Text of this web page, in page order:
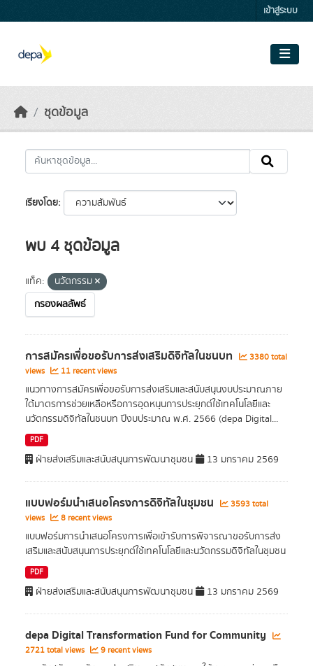
เข้าสู่ระบบ
ชุดข้อมูล
เรียงโดย
พบ 4 ชุดข้อมูล
แท็ค:
นวัตกรรม
กรองผลลัพธ์
การสมัครเพื่อขอรับการส่งเสริมดิจิทัลในชนบท
3380 total
views
11 recent views
แนวทางการสมัครเพื่อขอรับการส่งเสริมและสนับสนุนงบประมาณภาย
ใต้มาตรการช่วยเหลือหรือการอุดหนุนการประยุกต์ใช้เทคโนโลยีและ
นวัตกรรมดิจิทัลในชนบท ปีงบประมาณ พ.ศ. 2566 (depa Digital...
PDF
ฝ่ายส่งเสริมและสนับสนุนการพัฒนาชุมชน 13 มกราคม 2569
แบบฟอร์มนำเสนอโครงการดิจิทัลในชุมชน
3593 total
views
8 recent views
แบบฟอร์มการนำเสนอโครงการเพื่อเข้ารับการพิจารณาขอรับการส่ง
เสริมและสนับสนุนการประยุกต์ใช้เทคโนโลยีและนวัตกรรมดิจิทัลในชุมชน
PDF
ฝ่ายส่งเสริมและสนับสนุนการพัฒนาชุมชน 13 มกราคม 2569
depa Digital Transformation Fund for Community
2721 total views 9 recent views